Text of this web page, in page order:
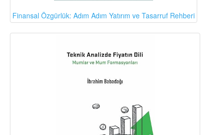
Finansal Özgürlük: Adım Adım Yatırım ve Tasarruf Rehberi